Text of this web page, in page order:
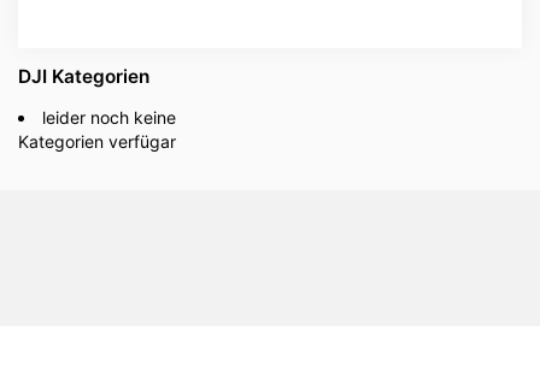
DJI Kategorien
leider noch keine
Kategorien verfügar